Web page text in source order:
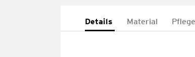
Details Material Pflege